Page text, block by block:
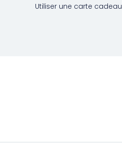
Utiliser une carte cadeau